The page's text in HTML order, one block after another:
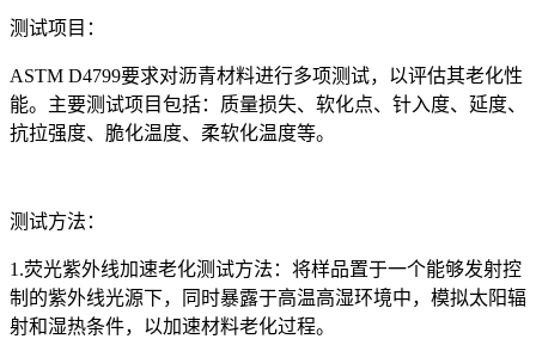
测试项目：
ASTM D4799要求对沥青材料进行多项测试，以评估其老化性
能。主要测试项目包括：质量损失、软化点、针入度、延度、
抗拉强度、脆化温度、柔软化温度等。
测试方法：
1.荧光紫外线加速老化测试方法：将样品置于一个能够发射控
制的紫外线光源下，同时暴露于高温高湿环境中，模拟太阳辐
射和湿热条件，以加速材料老化过程。